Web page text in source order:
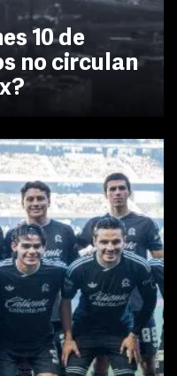
10 de
no circulan